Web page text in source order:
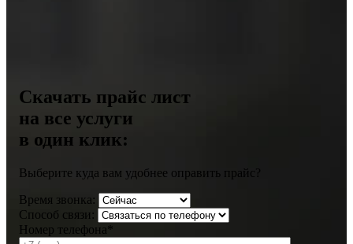
Скачать прайс лист
на все услуги
в один клик:
Выберите куда вам удобнее оправить прайс?
Время звонка:
Способ связи:
Номер телефона*